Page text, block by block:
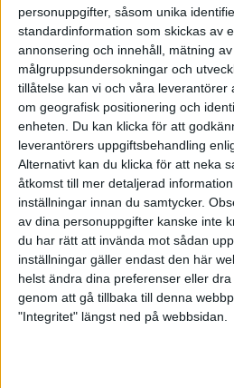
personuppgifter, såsom unika
standardinformation som skickas av
annonsering och innehåll, mätning
målgruppsundersokningar och
tillåtelse kan vi och våra leverantörer
om geografisk positionering och
enheten. Du kan klicka för att
leverantörers uppgiftsbehandling
Alternativt kan du klicka för att neka
åtkomst till mer detaljerad
inställningar innan du samtycker.
av dina personuppgifter kanske inte
du har rätt att invända mot sådan
inställningar gäller endast den här
helst ändra dina preferenser eller
genom att gå tillbaka till denna
"Integritet" längst ned på webbsidan.
Beroende på vad jag behöver. "Kom
Eller "Ska du lägga dig ner och lipa
Haha, jag kan vara rätt hård mot
Vilken är den bästa effekten som
dig?
– Innan jag började löpträna trodde
kondition. Det hade jag inte. Jag
och blev trött av promenader. Jag
arbetsdagen och jag hade också
skulle sova. Nu är allt det där som
när jag lägger mig i sängen. Jag har
och kan promenera ett dygn om jag
allmänt bättre och har mer energi i
trevligare att umgås med.